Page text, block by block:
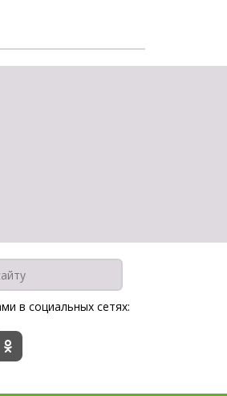
в социальных сетях: